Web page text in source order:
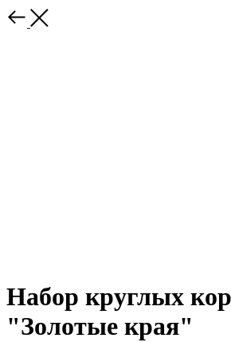
Набор круглых
"Золотые края"